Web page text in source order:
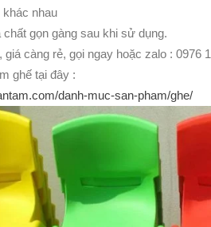
nhau
chất gọn gàng sau khi sử dụng.
càng rẻ, gọi ngay hoặc zalo : 0976
ghế tại đây :
danh-muc-san-pham/ghe/